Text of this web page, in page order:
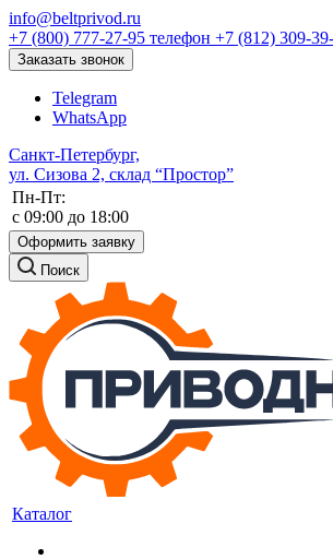
info@beltprivod.ru
+7 (800) 777-27-95 телефон +7 (812) 309-
Заказать звонок
Telegram
WhatsApp
Санкт-Петербург,
ул. Сизова 2, склад “Простор”
Пн-Пт:
c 09:00 до 18:00
Оформить заявку
Поиск
Каталог